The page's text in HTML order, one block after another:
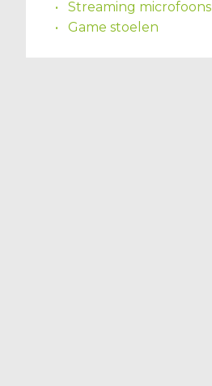
Streaming microfoons
Game stoelen